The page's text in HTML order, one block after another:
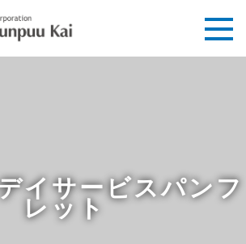
イサービスパンフ
レット